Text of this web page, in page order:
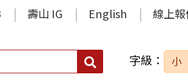
壽山 IG English 線上
搜
字級： 小